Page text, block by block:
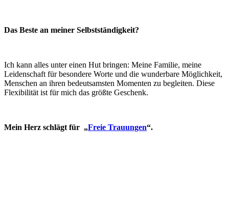
Das Beste an meiner Selbstständigkeit?
Ich kann alles unter einen Hut bringen: Meine Familie, meine
Leidenschaft für besondere Worte und die wunderbare Möglichkeit,
Menschen an ihren bedeutsamsten Momenten zu begleiten. Diese
Flexibilität ist für mich das größte Geschenk.
Mein Herz schlägt für „Freie Trauungen“.